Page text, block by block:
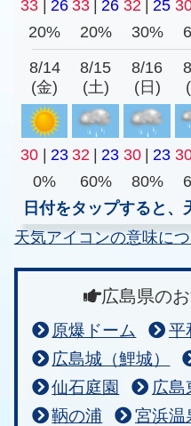
33 | 26 33 | 26 32 | 25
20%
20% 30%
8/14
(金)
8/15
(土)
8/16
(日)
30 | 23 32 | 23 30 | 23
0%
60% 80%
日付をタップすると
天気アイコンの意味に
広島県の
原爆ドーム
平
広島城（鯉城）
仙石庭園
広島
鞆の浦
宮浜温